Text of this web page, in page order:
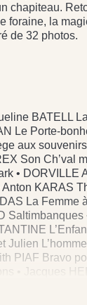
chapiteau.
foraine, la
de 32 photos.
BATELL
Le Porte-
aux
Son Ch’val
• DORVILLE
KARAS
La Femme
Saltimbanques
PIAF Bravo
• Jacques